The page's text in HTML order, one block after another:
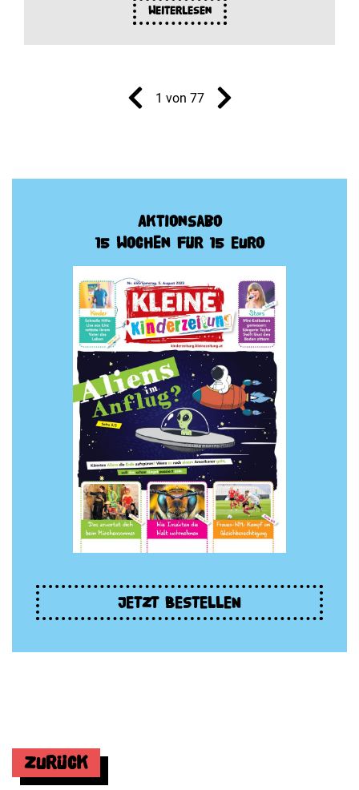
Weiterlesen
1 von 77
Aktionsabo
15 Wochen für 15 Euro
JETZT BESTELLEN
Zurück